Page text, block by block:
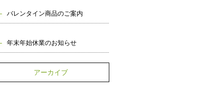
バレンタイン商品のご案内
年末年始休業のお知らせ
アーカイブ